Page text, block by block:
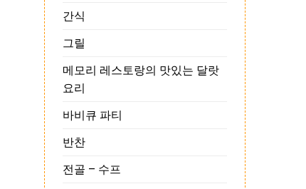
간식
그릴
메모리 레스토랑의 맛있는 달랏
요리
바비큐 파티
반찬
전골 – 수프